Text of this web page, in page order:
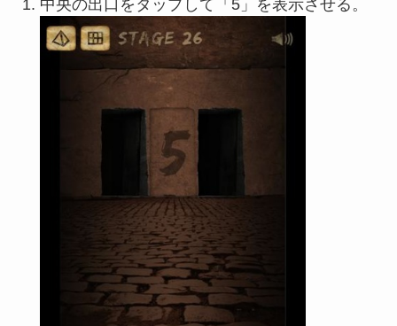
中央の出口をタップして「5」を表示させる。